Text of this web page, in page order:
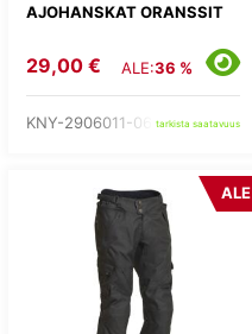
AJOHANSKAT ORANSSIT
29,00 € ALE:36 %
KNY-2906011-06-tarkista saatavuus
ALE